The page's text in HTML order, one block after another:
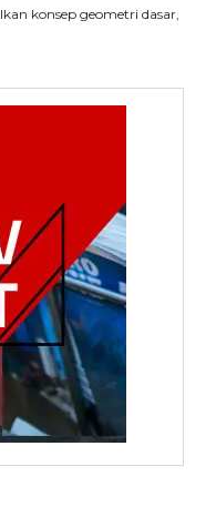
konsep geometri dasar,